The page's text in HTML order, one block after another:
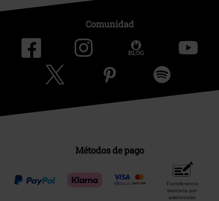
Comunidad
Métodos de pago
Transferencia
bancaria por
adelantado